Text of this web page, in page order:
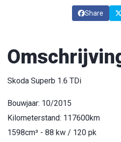
Share
Skoda Superb 1.6 TDi
Bouwjaar: 10/2015
Kilometerstand: 117600km
1598cm³ - 88 kw / 120 pk